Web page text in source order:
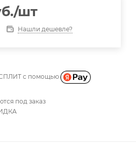
/шт
Нашли дешевле?
с помощью
под заказ